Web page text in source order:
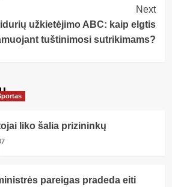
Next
užkietėjimo ABC: kaip elgtis
tuštinimosi sutrikimams?
liko šalia prizininkų
pareigas pradeda eiti